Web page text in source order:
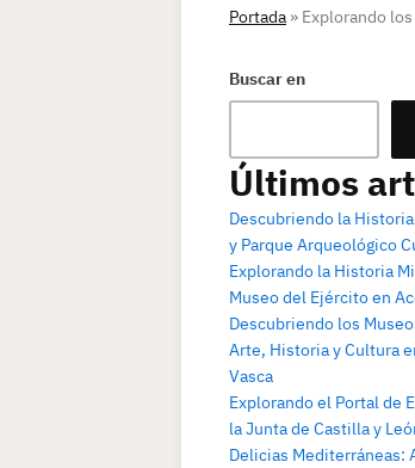
Portada » Explorando
Buscar en
Últimos
Descubriendo la
y Parque Arqueológico
Explorando la Historia
Museo del Ejército en
Descubriendo los
Arte, Historia y Cultura
Vasca
Explorando el Portal de
la Junta de Castilla y
Delicias Mediterráneas: